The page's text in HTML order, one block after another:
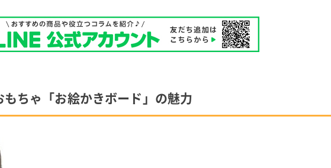
ちゃ「お絵かきボード」の魅力